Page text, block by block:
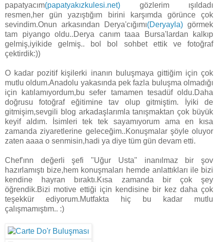
papatyacım(papatyakızkulesi.net) gözlerim ışıldadı
resmen,her gün yazıştığım birini karşımda görünce çok
sevindim.Onun arkasından Derya'cığımı(Deryayla) görmek
tam piyango oldu..Derya canım taaa Bursa'lardan kalkıp
gelmiş,iyikide gelmiş.. bol bol sohbet ettik ve fotoğraf
çektirdik:))
O kadar pozitif kişilerki inanın buluşmaya gittiğim için çok
mutlu oldum.Anadolu yakasında pek fazla buluşma olmadığı
için katılamıyordum,bu sefer tamamen tesadüf oldu.Daha
doğrusu fotoğraf eğitimine tav olup gitmiştim. İyiki de
gitmişim,sevgili blog arkadaşlarımla tanışmaktan çok büyük
keyif aldım. İsimleri tek tek sayamıyorum ama en kısa
zamanda ziyaretlerine geleceğim..Konuşmalar şöyle oluyor
zaten aaaa o senmisin,hadi ya diye tüm gün devam etti.
Chef'ınn değerli şefi "Uğur Usta" inanılmaz bir şov
hazırlamıştı bize,hem konuşmaları hemde anlattıkları ile bizi
kendine hayran bıraktı.Kısa zamanda bir çok şey
öğrendik.Bizi motive ettiği için kendisine bir kez daha çok
teşekkür ediyorum.Mutfakta hiç bu kadar mutlu
çalışmamıştım.. :)